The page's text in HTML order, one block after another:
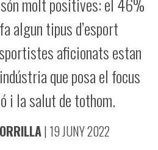
molt positives: el 46%
algun tipus d’esport
aficionats estan
que posa el focus
i la salut de tothom.
| 19 JUNY 2022